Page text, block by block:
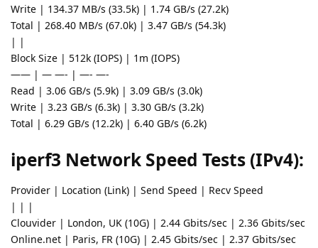
Write | 134.37 MB/s (33.5k) | 1.74 GB/s (27.2k)
Total | 268.40 MB/s (67.0k) | 3.47 GB/s (54.3k)
| |
Block Size | 512k (IOPS) | 1m (IOPS)
—— | — —- | —- —-
Read | 3.06 GB/s (5.9k) | 3.09 GB/s (3.0k)
Write | 3.23 GB/s (6.3k) | 3.30 GB/s (3.2k)
Total | 6.29 GB/s (12.2k) | 6.40 GB/s (6.2k)
iperf3 Network Speed Tests (IPv4):
Provider | Location (Link) | Send Speed | Recv Speed
| | |
Clouvider | London, UK (10G) | 2.44 Gbits/sec | 2.36 Gbits/sec
Online.net | Paris, FR (10G) | 2.45 Gbits/sec | 2.37 Gbits/sec